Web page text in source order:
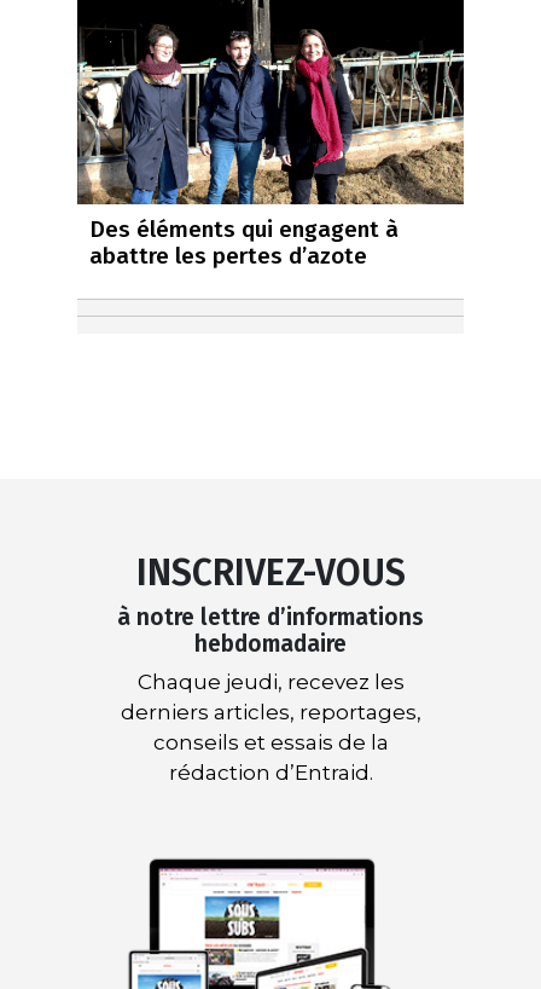
Des éléments qui engagent à
abattre les pertes d’azote
INSCRIVEZ-VOUS
à notre lettre d’informations
hebdomadaire
Chaque jeudi, recevez les
derniers articles, reportages,
conseils et essais de la
rédaction d’Entraid.